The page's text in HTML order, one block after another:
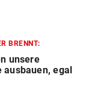
BRENNT:
unsere
ausbauen, egal